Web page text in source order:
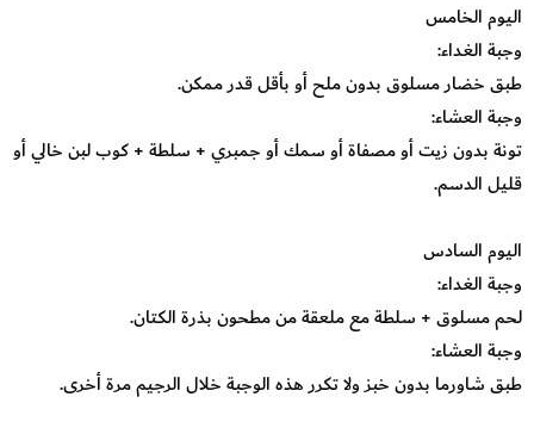
اليوم الخامس
وجبة الغداء:
طبق خضار مسلوق بدون ملح أو بأقل قدر ممكن.
وجبة العشاء:
تونة بدون زيت أو مصفاة أو سمك أو جمبري + سلطة + كوب لبن خالي أو
قليل الدسم.
اليوم السادس
وجبة الغداء:
لحم مسلوق + سلطة مع ملعقة من مطحون بذرة الكتان.
وجبة العشاء:
طبق شاورما بدون خبز ولا تكرر هذه الوجبة خلال الرجيم مرة أخرى.